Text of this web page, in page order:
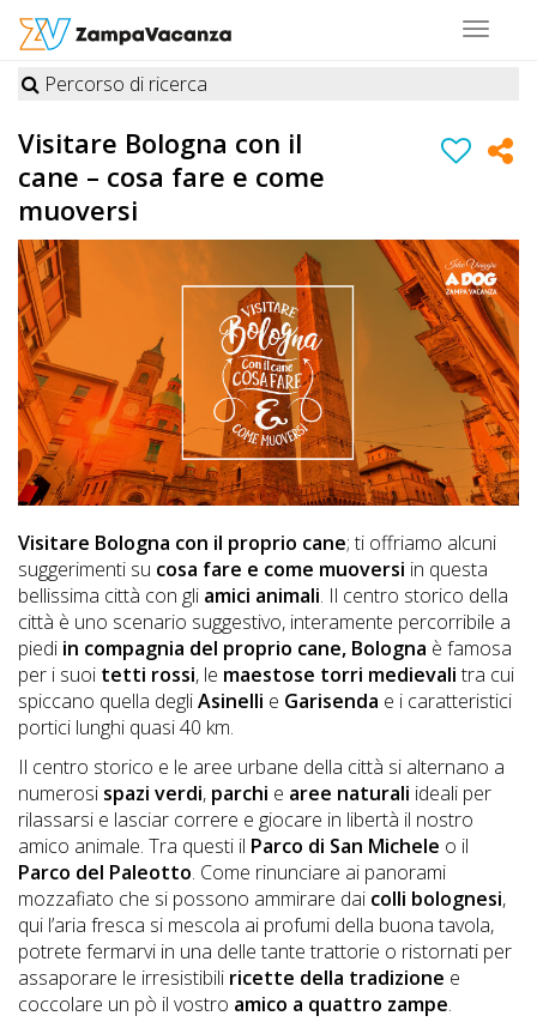
Toggle
STRUTTURE
A
DOG
LUOGHI
A
DOG
OFFERTE
DOG
INFO
A
DOG
CHIEDI
CODICE
SCONTO
Video
Tutorial
Percorso di ricerca
Visitare Bologna con il
cane – cosa fare e come
muoversi
Visitare Bologna con il proprio cane; ti offriamo alcuni
suggerimenti su cosa fare e come muoversi in questa
bellissima città con gli amici animali. Il centro storico della
città è uno scenario suggestivo, interamente percorribile a
piedi in compagnia del proprio cane, Bologna è famosa
per i suoi tetti rossi, le maestose torri medievalitra cui
spiccano quella degliAsinelli e Garisenda e i caratteristici
portici lunghi quasi 40 km.
Il centro storico e le aree urbane della città si alternano a
numerosi spazi verdi, parchi e aree naturali ideali per
rilassarsi e lasciar correre e giocare in libertà il nostro
amico animale. Tra questi il Parco di San Michele o il
Parco del Paleotto. Come rinunciare ai panorami
mozzafiato che si possono ammirare dai colli bolognesi,
qui l’aria fresca si mescola ai profumi della buona tavola,
potrete fermarvi in una delle tante trattorie o ristornati per
assaporare le irresistibili ricette della tradizione e
coccolare un pò il vostro amico a quattro zampe.